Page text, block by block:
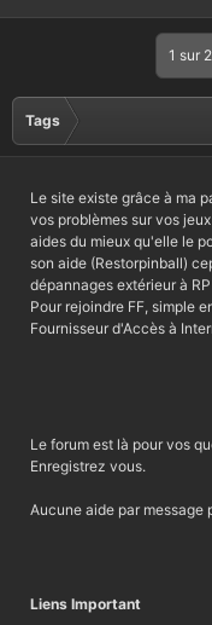
1 sur 2
Tags
Le site existe grâce à ma
vos problèmes sur vos
aides du mieux qu'elle le
son aide (Restorpinball)
dépannages extérieur à RP
Pour rejoindre FF, simple
Fournisseur d'Accès à
Le forum est là pour vos
Enregistrez vous.
Aucune aide par message
Liens Important